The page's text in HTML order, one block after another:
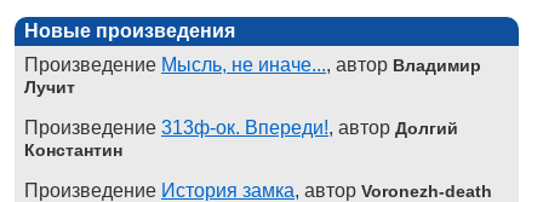
Новые произведения
Произведение Мысль, не иначе..., автор Владимир
Лучит
Произведение 313ф-ок. Впереди!, автор Долгий
Константин
Произведение История замка, автор Voronezh-death